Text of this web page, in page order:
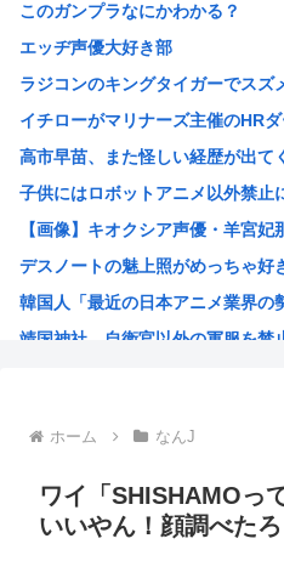
【朗報】誤って脳幹を摘出された
X、収益化が9/7に終わるwww
VTuberさん、祖母の「家族だけ
【悲報】休日BBQ上司さん「ワ
【衝撃】ハンターハンターの新能
【悲報】ハンターハンターの新能
【悲報】理系女子「ガンダムっ
【悲報】吉岡里帆、アドリブで俳
【クレーマー】「研いでもらっ
このガンプラなにかわかる？
エッヂ声優大好き部
ラジコンのキングタイガーでスズ
イチローがマリナーズ主催のHR
高市早苗、また怪しい経歴が出て
子供にはロボットアニメ以外禁止
【画像】キオクシア声優・羊宮
デスノートの魅上照がめっちゃ好
韓国人「最近の日本アニメ業界の
靖国神社、自衛官以外の軍服を禁
ダンジョン飯のキャラいい子ばっ
【朗報】 韓国人「Jリーグのこの
さもしい熊本県民「食事、ベッド
ホーム なんJ
ワイ「SHISHAMOっ
いいやん！顔調べたろ